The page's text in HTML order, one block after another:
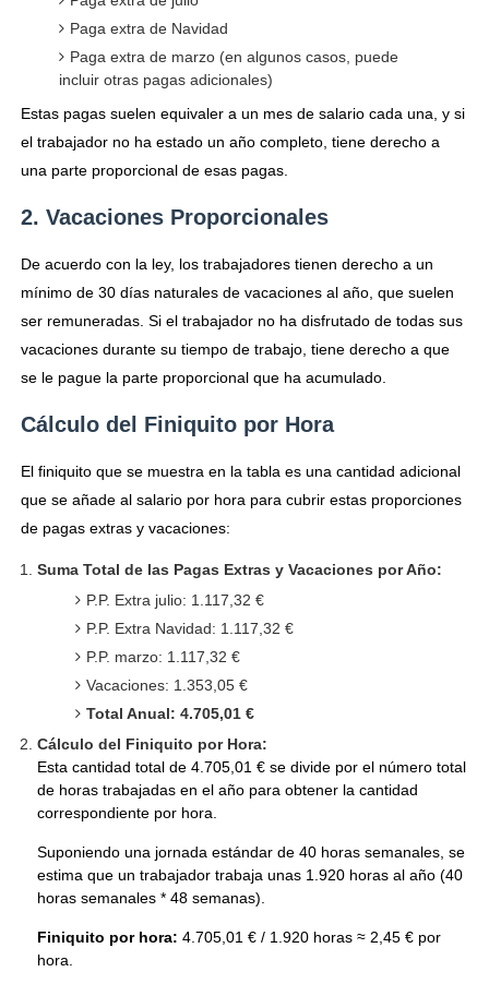
Paga extra de Navidad
Paga extra de marzo (en algunos casos, puede
incluir otras pagas adicionales)
Estas pagas suelen equivaler a un mes de salario cada una, y si
el trabajador no ha estado un año completo, tiene derecho a
una parte proporcional de esas pagas.
2. Vacaciones Proporcionales
De acuerdo con la ley, los trabajadores tienen derecho a un
mínimo de 30 días naturales de vacaciones al año, que suelen
ser remuneradas. Si el trabajador no ha disfrutado de todas sus
vacaciones durante su tiempo de trabajo, tiene derecho a que
se le pague la parte proporcional que ha acumulado.
Cálculo del Finiquito por Hora
El finiquito que se muestra en la tabla es una cantidad adicional
que se añade al salario por hora para cubrir estas proporciones
de pagas extras y vacaciones:
Suma Total de las Pagas Extras y Vacaciones por Año:
P.P. Extra julio: 1.117,32 €
P.P. Extra Navidad: 1.117,32 €
P.P. marzo: 1.117,32 €
Vacaciones: 1.353,05 €
Total Anual: 4.705,01 €
Cálculo del Finiquito por Hora:
Esta cantidad total de 4.705,01 € se divide por el número total
de horas trabajadas en el año para obtener la cantidad
correspondiente por hora.
Suponiendo una jornada estándar de 40 horas semanales, se
estima que un trabajador trabaja unas 1.920 horas al año (40
horas semanales * 48 semanas).
Finiquito por hora: 4.705,01 € / 1.920 horas ≈ 2,45 € por
hora.